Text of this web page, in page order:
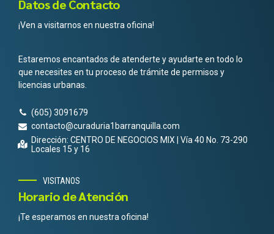
Datos de Contacto
¡Ven a visitarnos en nuestra oficina!
Estaremos encantados de atenderte y ayudarte en todo lo
que necesites en tu proceso de trámite de permisos y
licencias urbanas.
(605) 3091679
contacto@curaduria1barranquilla.com
Dirección: CENTRO DE NEGOCIOS MIX | Vía 40 No. 73-290
Locales 15 y 16
VISITANOS
Horario de Atención
¡Te esperamos en nuestra oficina!